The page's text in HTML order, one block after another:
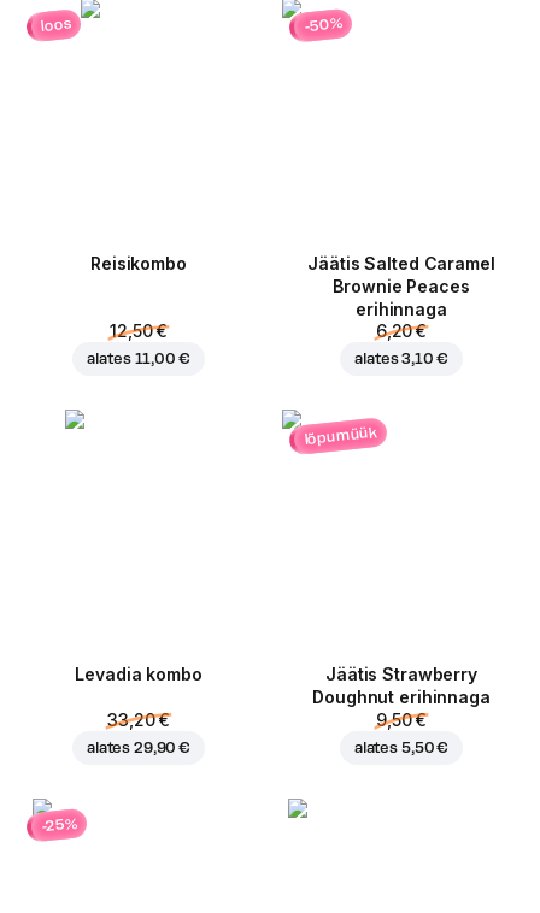
loos
Reisikombo
12,50 €
alates 11,00 €
-50%
Jäätis Salted Caramel
Brownie Peaces
erihinnaga
6,20 €
alates3,10 €
Levadia kombo
33,20 €
alates 29,90 €
lõpumüük
Jäätis Strawberry
Doughnut erihinnaga
9,50 €
alates 5,50 €
-25%